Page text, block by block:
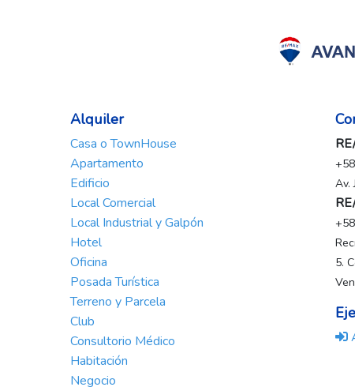
Alquiler
Casa o TownHouse
Apartamento
Edificio
Local Comercial
Local Industrial y Galpón
Hotel
Oficina
Posada Turística
Terreno y Parcela
Club
Consultorio Médico
Habitación
Negocio
Av.
5.